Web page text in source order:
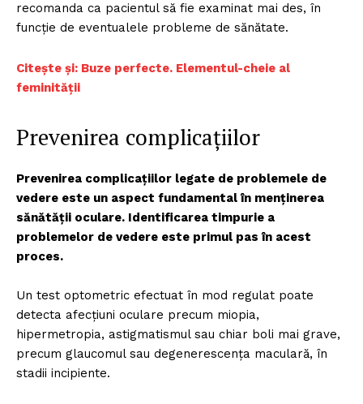
recomanda ca pacientul să fie examinat mai des, în
funcție de eventualele probleme de sănătate.
Citește și: Buze perfecte. Elementul-cheie al
feminității
Prevenirea complicațiilor
Prevenirea complicațiilor legate de problemele de
vedere este un aspect fundamental în menținerea
sănătății oculare. Identificarea timpurie a
problemelor de vedere este primul pas în acest
proces.
Un test optometric efectuat în mod regulat poate
detecta afecțiuni oculare precum miopia,
hipermetropia, astigmatismul sau chiar boli mai grave,
precum glaucomul sau degenerescența maculară, în
stadii incipiente.